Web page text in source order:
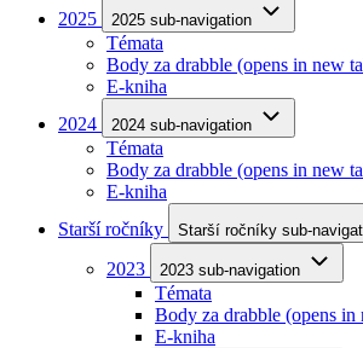
2025
2025 sub-navigation
Témata
Body za drabble (opens in new
E-kniha
2024
2024 sub-navigation
Témata
Body za drabble (opens in new
E-kniha
Starší ročníky
Starší ročníky sub-
2023 2023 sub-navigation
Témata
Body za drabble (opens in
E-kniha